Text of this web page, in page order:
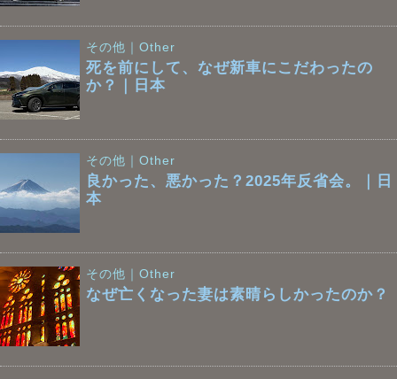
その他｜Other
死を前にして、なぜ新車にこだわったの
か？｜日本
その他｜Other
良かった、悪かった？2025年反省会。｜日
本
その他｜Other
なぜ亡くなった妻は素晴らしかったのか？